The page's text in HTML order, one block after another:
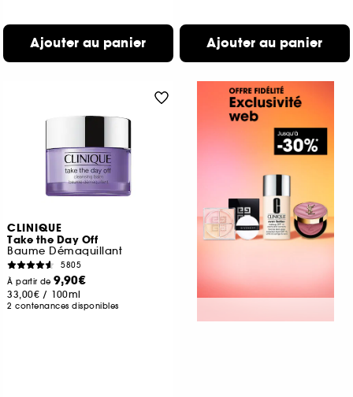
Ajouter au panier Ajouter au panier
CLINIQUE
Take the Day Off
Baume Démaquillant
5805
À partir de9,90€
33,00€ / 100ml
2 contenances disponibles